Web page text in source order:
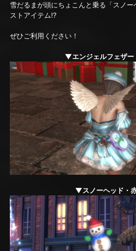
雪だるまが頭にちょこんと乗る「スノ
ストアイテム!?
ぜひご利用ください！
▼エンジェルフェザ
▼スノーヘッド・